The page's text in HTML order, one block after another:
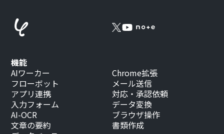
機能
AIワーカー
フローボット
アプリ連携
入力フォーム
AI-OCR
文章の要約
Chrome拡張
メール送信
対応・承認依頼
データ変換
ブラウザ操作
書類作成